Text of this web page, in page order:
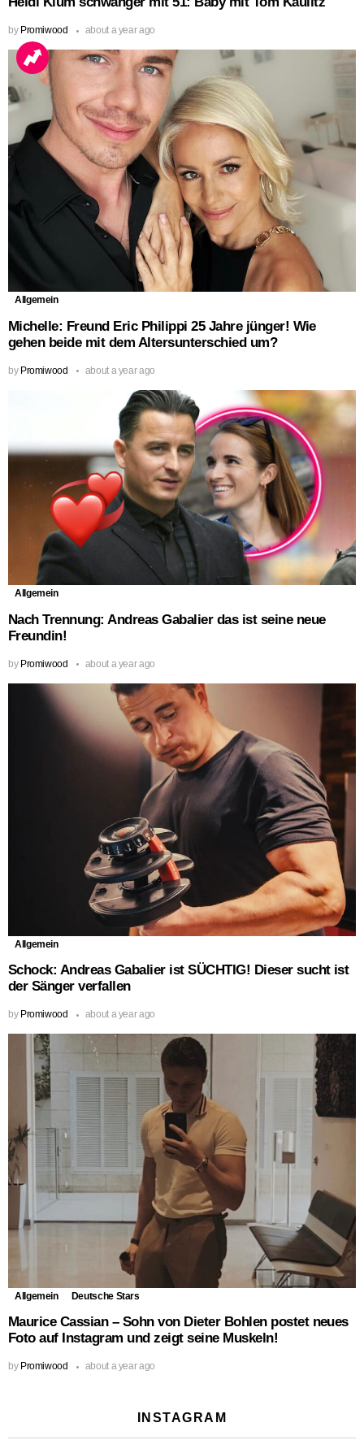
by Promiwood about a year ago
Allgemein
Michelle: Freund Eric Philippi 25 Jahre jünger! Wie
gehen beide mit dem Altersunterschied um?
by Promiwood about a year ago
Allgemein
Nach Trennung: Andreas Gabalier das ist seine neue
Freundin!
by Promiwood about a year ago
Allgemein
Schock: Andreas Gabalier ist SÜCHTIG! Dieser sucht ist
der Sänger verfallen
by Promiwood about a year ago
Allgemein Deutsche Stars
Maurice Cassian – Sohn von Dieter Bohlen postet neues
Foto auf Instagram und zeigt seine Muskeln!
by Promiwood about a year ago
INSTAGRAM